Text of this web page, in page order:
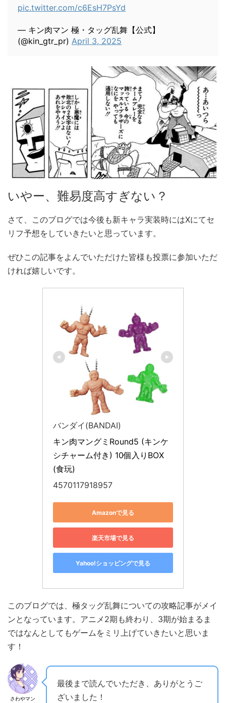
pic.twitter.com/c6EsH7PsYd
— キン肉マン 極・タッグ乱舞【公式】
(@kin_gtr_pr) April 3, 2025
いやー、難易度高すぎない？
さて、このブログでは今後も新キャラ実装時にはXにてセ
リフ予想をしていきたいと思っています。
ぜひこの記事をよんでいただけた皆様も投票に参加いただ
ければ嬉しいです。
バンダイ(BANDAI)
キン肉マングミRound5 (キンケ
シチャーム付き) 10個入りBOX
(食玩)
4570117918957
Amazonで見る
楽天市場で見る
Yahoo!ショッピングで見る
このブログでは、極タッグ乱舞についての攻略記事がメイ
ンとなっています。アニメ2期も終わり、3期が始まるま
ではなんとしてもゲームをミリ上げていきたいと思いま
す！
さわやマン
最後まで読んでいただき、ありがとうご
ざいました！